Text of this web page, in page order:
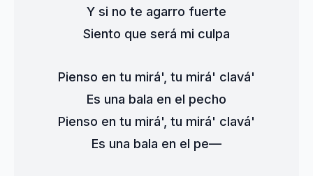
Y si no te agarro fuerte
Siento que será mi culpa
Pienso en tu mirá', tu mirá' clavá'
Es una bala en el pecho
Pienso en tu mirá', tu mirá' clavá'
Es una bala en el pe—